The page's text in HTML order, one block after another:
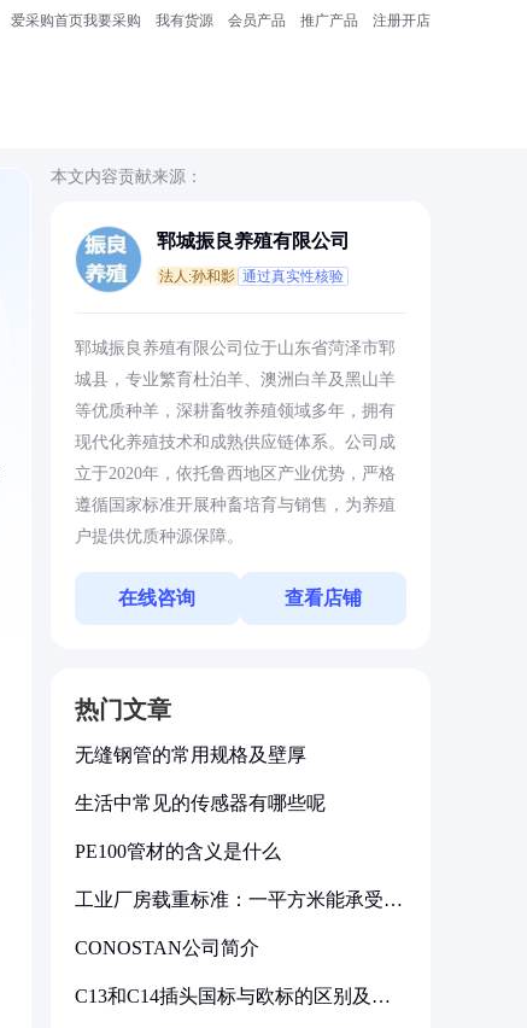
爱采购首页我要采购 我有货源 会员产品 推广产品 注册开店
本文内容贡献来源：
郓城振良养殖有限公司
法人:孙和影 通过真实性核验
郓城振良养殖有限公司位于山东省菏泽市郓
城县，专业繁育杜泊羊、澳洲白羊及黑山羊
等优质种羊，深耕畜牧养殖领域多年，拥有
现代化养殖技术和成熟供应链体系。公司成
立于2020年，依托鲁西地区产业优势，严格
遵循国家标准开展种畜培育与销售，为养殖
户提供优质种源保障。
在线咨询 查看店铺
热门文章
无缝钢管的常用规格及壁厚
生活中常见的传感器有哪些呢
PE100管材的含义是什么
工业厂房载重标准：一平方米能承受多
CONOSTAN公司简介
C13和C14插头国标与欧标的区别及其